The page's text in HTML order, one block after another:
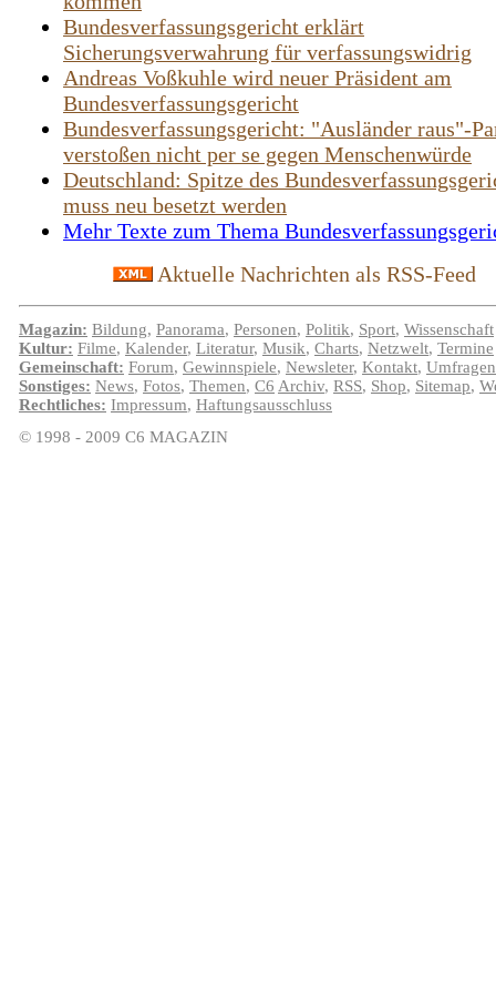
Bundesverfassungsgericht erklärt
Sicherungsverwahrung für verfassungswidrig
Andreas Voßkuhle wird neuer Präsident am
Bundesverfassungsgericht
Bundesverfassungsgericht: "Ausländer raus"-
verstoßen nicht per se gegen Menschenwürde
Deutschland: Spitze des
muss neu besetzt werden
Mehr Texte zum Thema
Aktuelle Nachrichten als RSS-Feed
Magazin: Bildung, Panorama, Personen, Politik, Sport, Wissenschaft
Kultur: Filme, Kalender, Literatur, Musik, Charts, Netzwelt, Termine
Gemeinschaft: Forum, Gewinnspiele, Newsleter, Kontakt, Umfragen
Sonstiges: News, Fotos, Themen, C6 Archiv, RSS, Shop, Sitemap,
Rechtliches: Impressum, Haftungsausschluss
© 1998 - 2009 C6 MAGAZIN